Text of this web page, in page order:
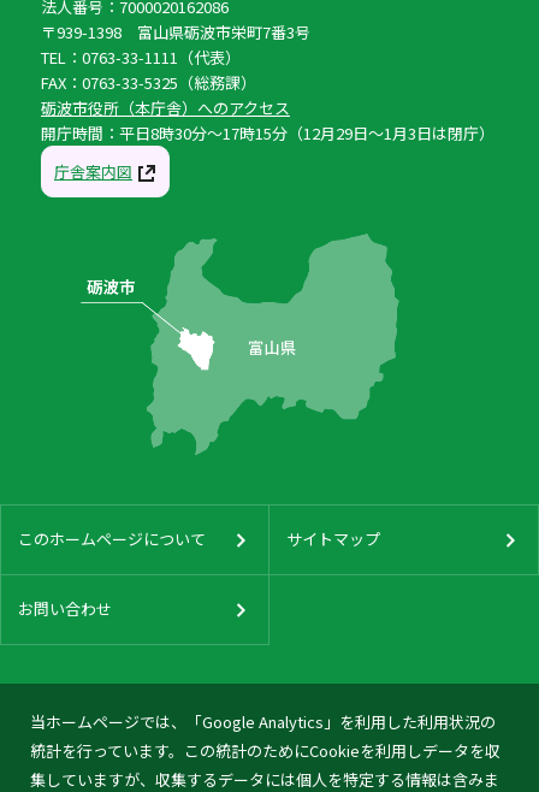
当ホームページでは、「Google Analytics」を利用した利用状況の
統計を行っています。この統計のためにCookieを利用しデータを収
集していますが、収集するデータには個人を特定する情報は含みま
法人番号：7000020162086
〒939-1398 富山県砺波市栄町7番3号
TEL：0763-33-1111（代表）
FAX：0763-33-5325（総務課）
砺波市役所（本庁舎）へのアクセス
開庁時間：平日8時30分〜17時15分（12月29日〜1月3日は閉庁）
庁舎案内図
このホームページについて サイトマップ
お問い合わせ